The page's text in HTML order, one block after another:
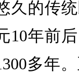
久的传
10年前
多年